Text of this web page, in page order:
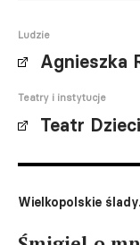
Ludzie
Agnieszka
Teatry i instytucje
Teatr
Wielkopolskie